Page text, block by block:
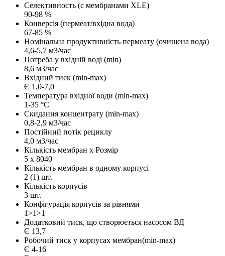
Селективность (с мембранами XLE)
90-98 %
Конверсія (пермеат/вхідна вода)
67-85 %
Номінальна продуктивність пермеату (очищена вода)
4,6-5,7 м3/час
Потреба у вхідній воді (min)
8,6 м3/час
Вхідний тиск (min-max)
Є 1,0-7,0
Температура вхідної води (min-max)
1-35 °C
Скидання концентрату (min-max)
0,8-2,9 м3/час
Постійний потік рециклу
4,0 м3/час
Кількість мембран x Розмір
5 х 8040
Кількість мембран в одному корпусі
2 (1) шт.
Кількість корпусів
3 шт.
Конфігурація корпусів за рівнями
1>1>1
Додатковий тиск, що створюється насосом ВД
Є 13,7
Робочий тиск у корпусах мембран(min-max)
Є 4-16